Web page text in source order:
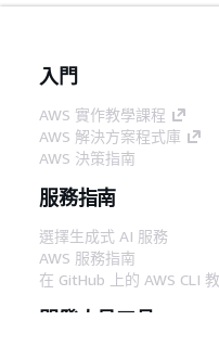
入門
AWS 實作教學課程
AWS 解決方案程式庫
AWS 決策指南
服務指南
選擇生成式 AI 服務
AWS 服務指南
在 GitHub 上的 AWS CLI
開發人員工具